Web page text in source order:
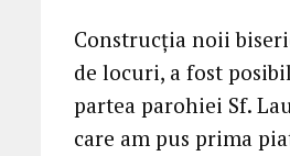
Construcția noii
de locuri, a fost
partea parohiei Sf.
care am pus prima